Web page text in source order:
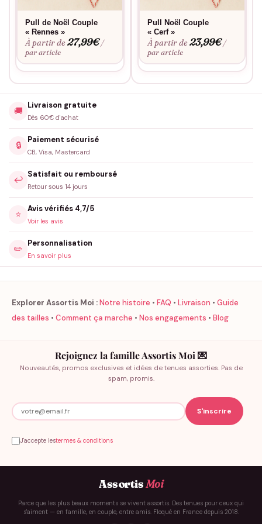
lavage, pour des fêtes réussies année après année.
Pull de Noël Couple
« Rennes »
À partir de27,99€ /
par article
Pull Noël Couple
« Cerf »
À partir de23,99€ /
par article
🚚
Livraison gratuite
Dès 60€ d'achat
🔒
Paiement sécurisé
CB, Visa, Mastercard
↩️
Satisfait ou remboursé
Retour sous 14 jours
⭐
Avis vérifiés 4,7/5
Voir les avis
✏️
Personnalisation
En savoir plus
Explorer Assortis Moi :Notre histoire • FAQ • Livraison • Guide
des tailles • Comment ça marche • Nos engagements • Blog
Rejoignez la famille Assortis Moi 💌
Nouveautés, promos exclusives et idées de tenues assorties. Pas de
spam, promis.
J'accepte lestermes & conditions
AssortisMoi
Parce que les plus beaux moments se vivent assortis. Des tenues pour ceux qui
s'aiment — en famille, en couple, entre amis. Floqué en France depuis 2018.